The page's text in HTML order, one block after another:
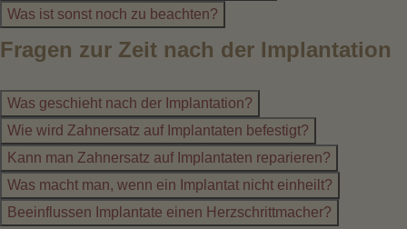
Was ist sonst noch zu beachten?
Fragen zur Zeit nach der Implantation
Was geschieht nach der Implantation?
Wie wird Zahnersatz auf Implantaten befestigt?
Kann man Zahnersatz auf Implantaten reparieren?
Was macht man, wenn ein Implantat nicht einheilt?
Beeinflussen Implantate einen Herzschrittmacher?